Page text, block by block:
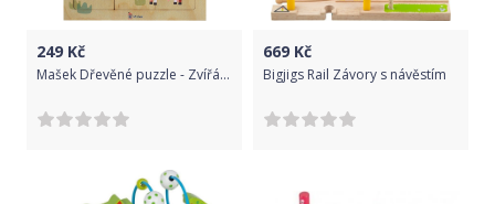
249 Kč
Mašek Dřevěné puzzle - Zvířátka na farmě
669 Kč
Bigjigs Rail Závory s návěstím